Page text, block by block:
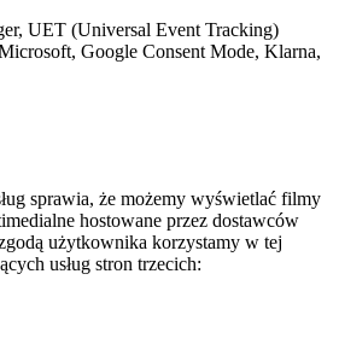
UET (Universal Event Tracking)
Google Consent Mode, Klarna,
sprawia, że możemy wyświetlać filmy
hostowane przez dostawców
użytkownika korzystamy w tej
usług stron trzecich: